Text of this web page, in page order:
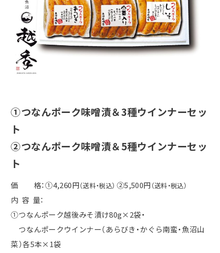
①つなんポーク味噌漬＆3種ウインナーセッ
ト
②つなんポーク味噌漬＆5種ウインナーセッ
ト
価 格：①4,260円（送料・税込） ②5,500円 （送料・税込）
内 容 量：
①つなんポーク越後みそ漬け80g×2袋・
つなんポークウインナー（あらびき・かぐら南蛮・魚沼山
菜）各5本×1袋